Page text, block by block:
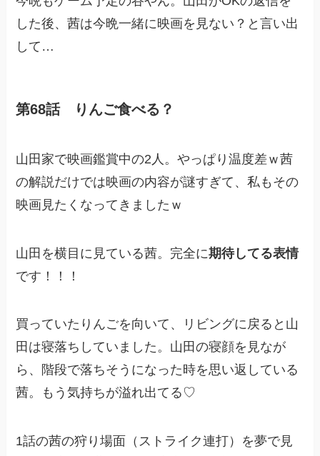
した後、茜は今晩一緒に映画を見ない？と言い出
して…
第68話 りんご食べる？
山田家で映画鑑賞中の2人。やっぱり温度差ｗ茜
の解説だけでは映画の内容が謎すぎて、私もその
映画見たくなってきましたｗ
山田を横目に見ている茜。完全に期待してる表情
です！！！
買っていたりんごを向いて、リビングに戻ると山
田は寝落ちしていました。山田の寝顔を見なが
ら、階段で落ちそうになった時を思い返している
茜。もう気持ちが溢れ出てる♡
1話の茜の狩り場面（ストライク連打）を夢で見